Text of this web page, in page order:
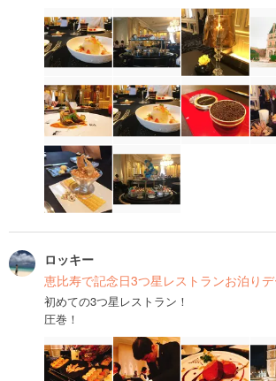
ロッキー
恵比寿で記念日3つ星レストランお泊りデ
初めての3つ星レストラン！
圧巻！